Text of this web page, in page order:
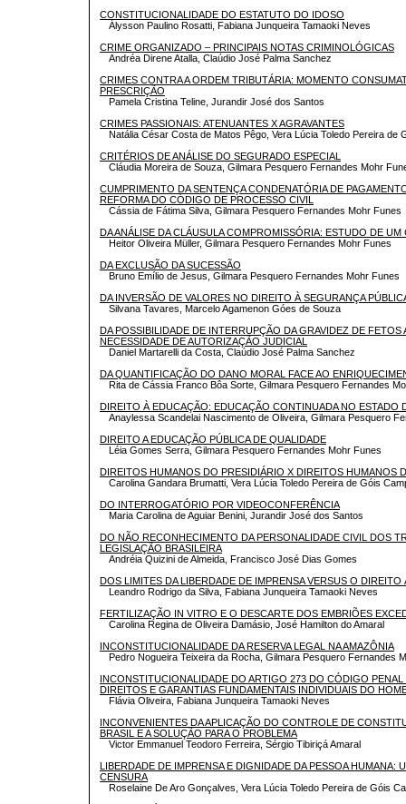
CONSTITUCIONALIDADE DO ESTATUTO DO IDOSO
Álysson Paulino Rosatti, Fabiana Junqueira Tamaoki Neves
CRIME ORGANIZADO – PRINCIPAIS NOTAS CRIMINOLÓGICAS
Andréa Direne Atalla, Claúdio José Palma Sanchez
CRIMES CONTRA A ORDEM TRIBUTÁRIA: MOMENTO
PRESCRIÇÃO
Pamela Cristina Teline, Jurandir José dos Santos
CRIMES PASSIONAIS: ATENUANTES X AGRAVANTES
Natália César Costa de Matos Pêgo, Vera Lúcia Toledo Pereira de
CRITÉRIOS DE ANÁLISE DO SEGURADO ESPECIAL
Cláudia Moreira de Souza, Gilmara Pesquero Fernandes Mohr
CUMPRIMENTO DA SENTENÇA CONDENATÓRIA DE
REFORMA DO CÓDIGO DE PROCESSO CIVIL
Cássia de Fátima Silva, Gilmara Pesquero Fernandes Mohr Funes
DA ANÁLISE DA CLÁUSULA COMPROMISSÓRIA: ESTUDO DE
Heitor Oliveira Müller, Gilmara Pesquero Fernandes Mohr Funes
DA EXCLUSÃO DA SUCESSÃO
Bruno Emílio de Jesus, Gilmara Pesquero Fernandes Mohr Funes
DA INVERSÃO DE VALORES NO DIREITO À SEGURANÇA
Silvana Tavares, Marcelo Agamenon Góes de Souza
DA POSSIBILIDADE DE INTERRUPÇÃO DA GRAVIDEZ DE FETOS
NECESSIDADE DE AUTORIZAÇÃO JUDICIAL
Daniel Martarelli da Costa, Claúdio José Palma Sanchez
DA QUANTIFICAÇÃO DO DANO MORAL FACE AO
Rita de Cássia Franco Bôa Sorte, Gilmara Pesquero Fernandes
DIREITO À EDUCAÇÃO: EDUCAÇÃO CONTINUADA NO ESTADO
Anaylessa Scandelai Nascimento de Oliveira, Gilmara Pesquero
DIREITO A EDUCAÇÃO PÚBLICA DE QUALIDADE
Léia Gomes Serra, Gilmara Pesquero Fernandes Mohr Funes
DIREITOS HUMANOS DO PRESIDIÁRIO X DIREITOS HUMANOS
Carolina Gandara Brumatti, Vera Lúcia Toledo Pereira de Góis
DO INTERROGATÓRIO POR VIDEOCONFERÊNCIA
Maria Carolina de Aguiar Benini, Jurandir José dos Santos
DO NÃO RECONHECIMENTO DA PERSONALIDADE CIVIL DOS
LEGISLAÇÃO BRASILEIRA
Andréia Quizini de Almeida, Francisco José Dias Gomes
DOS LIMITES DA LIBERDADE DE IMPRENSA VERSUS O DIREITO
Leandro Rodrigo da Silva, Fabiana Junqueira Tamaoki Neves
FERTILIZAÇÃO IN VITRO E O DESCARTE DOS EMBRIÕES
Carolina Regina de Oliveira Damásio, José Hamilton do Amaral
INCONSTITUCIONALIDADE DA RESERVA LEGAL NA AMAZÔNIA
Pedro Nogueira Teixeira da Rocha, Gilmara Pesquero Fernandes
INCONSTITUCIONALIDADE DO ARTIGO 273 DO CÓDIGO PENAL
DIREITOS E GARANTIAS FUNDAMENTAIS INDIVIDUAIS DO
Flávia Oliveira, Fabiana Junqueira Tamaoki Neves
INCONVENIENTES DA APLICAÇÃO DO CONTROLE DE
BRASIL E A SOLUÇÃO PARA O PROBLEMA
Victor Emmanuel Teodoro Ferreira, Sérgio Tibiriçá Amaral
LIBERDADE DE IMPRENSA E DIGNIDADE DA PESSOA HUMANA:
CENSURA
Roselaine De Aro Gonçalves, Vera Lúcia Toledo Pereira de Góis